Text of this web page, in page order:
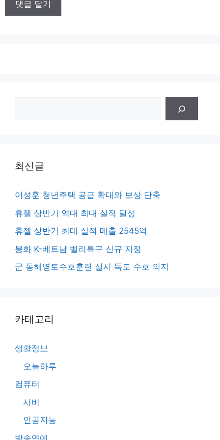
최신글
이성훈 청년주택 공급 확대와 보상 단축
휴젤 상반기 역대 최대 실적 달성
휴젤 상반기 최대 실적 매출 2545억
봉화 K-베트남 밸리특구 신규 지정
군 동해영토수호훈련 실시 독도 수호 의지
카테고리
생활정보
오늘하루
컴퓨터
서버
인공지능
방송연예